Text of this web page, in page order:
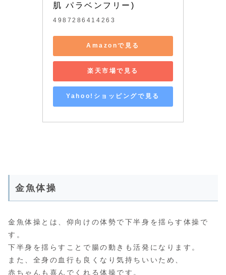
肌 パラベンフリー)
4987286414263
Amazonで見る
楽天市場で見る
Yahoo!ショッピングで見る
金魚体操
金魚体操とは、仰向けの体勢で下半身を揺らす体操で
す。
下半身を揺らすことで腸の動きも活発になります。
また、全身の血行も良くなり気持ちいいため、
赤ちゃんも喜んでくれる体操です。